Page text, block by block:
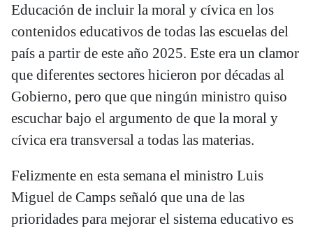
Educación de incluir la moral y cívica en los
contenidos educativos de todas las escuelas del
país a partir de este año 2025. Este era un clamor
que diferentes sectores hicieron por décadas al
Gobierno, pero que que ningún ministro quiso
escuchar bajo el argumento de que la moral y
cívica era transversal a todas las materias.
Felizmente en esta semana el ministro Luis
Miguel de Camps señaló que una de las
prioridades para mejorar el sistema educativo es